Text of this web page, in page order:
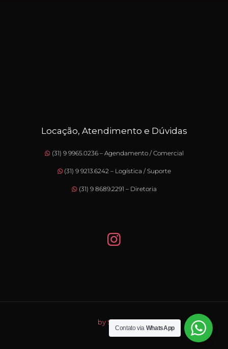
Locação, Atendimento e Dúvidas
(31) 9 9965.0236 – Agendamento / Comercial
(31) 9 9213.6242 – Logística / Suporte
(31) 9 8689.2291 – Diretoria
by Sprinty
Contato via WhatsApp